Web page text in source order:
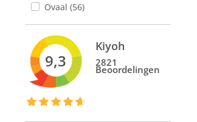
Ovaal (56)
9,3
Kiyoh
2821
Beoordelingen